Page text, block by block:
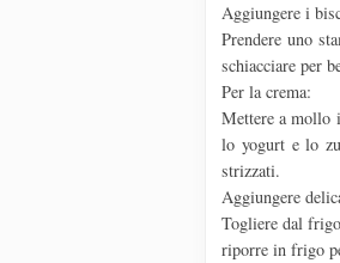
Aggiungere i
Prendere uno
schiacciare per
Per la crema:
Mettere a mollo
lo yogurt e lo
strizzati.
Aggiungere
Togliere dal
riporre in frigo